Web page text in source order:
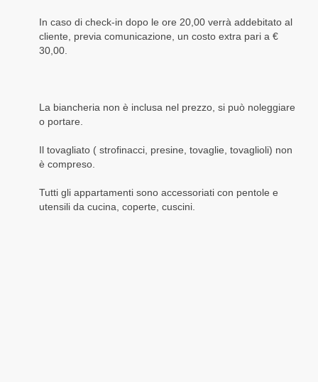
In caso di check-in dopo le ore 20,00 verrà addebitato al
cliente, previa comunicazione, un costo extra pari a €
30,00.
La biancheria non è inclusa nel prezzo, si può noleggiare
o portare.
Il tovagliato ( strofinacci, presine, tovaglie, tovaglioli) non
è compreso.
Tutti gli appartamenti sono accessoriati con pentole e
utensili da cucina, coperte, cuscini.